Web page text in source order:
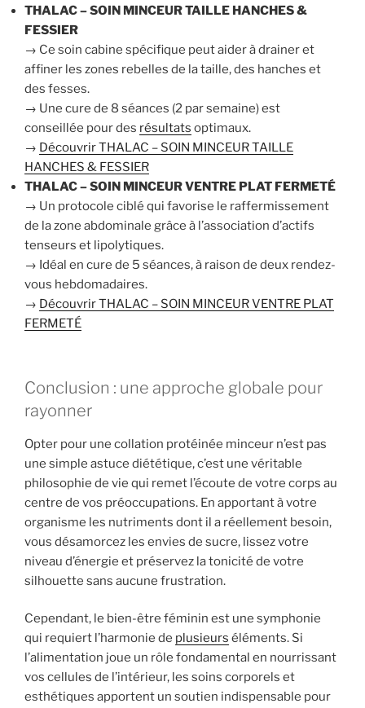
THALAC – SOIN MINCEUR TAILLE HANCHES &
FESSIER
→ Ce soin cabine spécifique peut aider à drainer et
affiner les zones rebelles de la taille, des hanches et
des fesses.
→ Une cure de 8 séances (2 par semaine) est
conseillée pour des résultats optimaux.
→ Découvrir THALAC – SOIN MINCEUR TAILLE
HANCHES & FESSIER
THALAC – SOIN MINCEUR VENTRE PLAT FERMETÉ
→ Un protocole ciblé qui favorise le raffermissement
de la zone abdominale grâce à l’association d’actifs
tenseurs et lipolytiques.
→ Idéal en cure de 5 séances, à raison de deux rendez-
vous hebdomadaires.
→ Découvrir THALAC – SOIN MINCEUR VENTRE PLAT
FERMETÉ
Conclusion : une approche globale pour
rayonner
Opter pour une collation protéinée minceur n’est pas
une simple astuce diététique, c’est une véritable
philosophie de vie qui remet l’écoute de votre corps au
centre de vos préoccupations. En apportant à votre
organisme les nutriments dont il a réellement besoin,
vous désamorcez les envies de sucre, lissez votre
niveau d’énergie et préservez la tonicité de votre
silhouette sans aucune frustration.
Cependant, le bien-être féminin est une symphonie
qui requiert l’harmonie de plusieurs éléments. Si
l’alimentation joue un rôle fondamental en nourrissant
vos cellules de l’intérieur, les soins corporels et
esthétiques apportent un soutien indispensable pour